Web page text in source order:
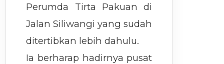
Perumda Tirta Pakuan di
Jalan Siliwangi yang sudah
ditertibkan lebih dahulu.
Ia berharap hadirnya pusat